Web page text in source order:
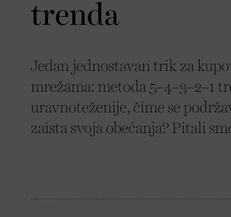
trenda
Jedan jednostavan trik za
mrežama: metoda 5–4–3–2–1
uravnoteženije, čime se
zaista svoja obećanja? Pitali